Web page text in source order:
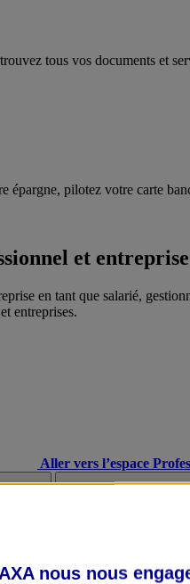
tous vos documents et
épargne, pilotez votre carte
et entreprise
en tant que salarié,
entreprises.
Aller vers l’espace
nous nous